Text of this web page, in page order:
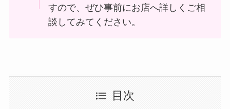
すので、ぜひ事前にお店へ詳しくご相
談してみてください。
目次